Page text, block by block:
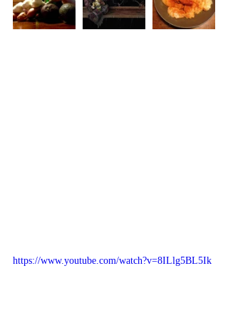
https://www.youtube.com/watch?v=8ILlg5BL5Ik